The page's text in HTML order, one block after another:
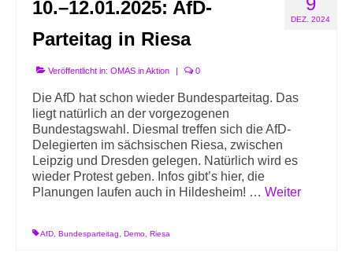
Info-Links gegen Rechts
DEZ. 2024
10.–12.01.2025: AfD-
Parteitag in Riesa
Veröffentlicht in: OMAS in Aktion | 0
Die AfD hat schon wieder Bundesparteitag. Das
liegt natürlich an der vorgezogenen
Bundestagswahl. Diesmal treffen sich die AfD-
Delegierten im sächsischen Riesa, zwischen
Leipzig und Dresden gelegen. Natürlich wird es
wieder Protest geben. Infos gibt’s hier, die
Planungen laufen auch in Hildesheim! … Weiter
AfD Bundesparteitag Demo Riesa